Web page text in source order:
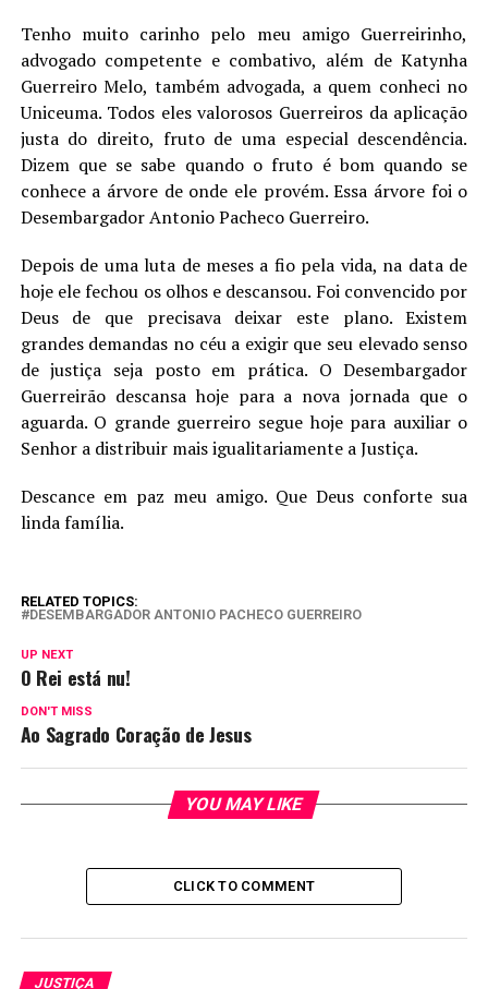
Tenho muito carinho pelo meu amigo Guerreirinho,
advogado competente e combativo, além de Katynha
Guerreiro Melo, também advogada, a quem conheci no
Uniceuma. Todos eles valorosos Guerreiros da aplicação
justa do direito, fruto de uma especial descendência.
Dizem que se sabe quando o fruto é bom quando se
conhece a árvore de onde ele provém. Essa árvore foi o
Desembargador Antonio Pacheco Guerreiro.
Depois de uma luta de meses a fio pela vida, na data de
hoje ele fechou os olhos e descansou. Foi convencido por
Deus de que precisava deixar este plano. Existem
grandes demandas no céu a exigir que seu elevado senso
de justiça seja posto em prática. O Desembargador
Guerreirão descansa hoje para a nova jornada que o
aguarda. O grande guerreiro segue hoje para auxiliar o
Senhor a distribuir mais igualitariamente a Justiça.
Descance em paz meu amigo. Que Deus conforte sua
linda família.
RELATED TOPICS:
DESEMBARGADOR ANTONIO PACHECO GUERREIRO
UP NEXT
O Rei está nu!
DON'T MISS
Ao Sagrado Coração de Jesus
YOU MAY LIKE
CLICK TO COMMENT
JUSTIÇA